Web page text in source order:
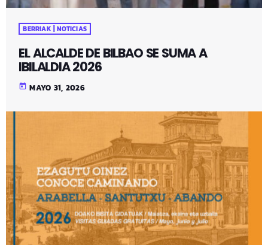
BERRIAK | NOTICIAS
EL ALCALDE DE BILBAO SE SUMA A
IBILALDIA 2026
today MAYO 31, 2026